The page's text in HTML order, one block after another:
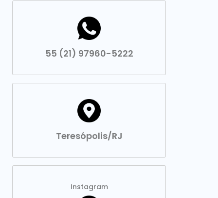
55 (21) 97960-5222
Teresópolis/RJ
Instagram